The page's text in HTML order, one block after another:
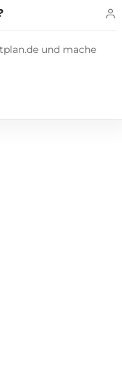
und mache